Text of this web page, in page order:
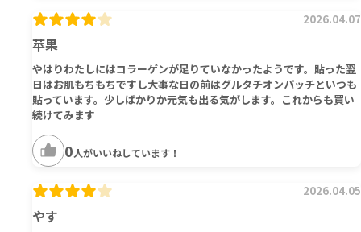
苹果
2026.04.07
やはりわたしにはコラーゲンが足りていなかったようです。貼った翌
日はお肌もちもちですし大事な日の前はグルタチオンパッチといつも
貼っています。少しばかりか元気も出る気がします。これからも買い
続けてみます
0人がいいねしています！
やす
2026.04.05